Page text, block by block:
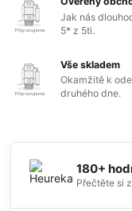
Jak nás
5* z 5ti.
Vše skladem
Okamžitě k
druhého dne.
180+
Přečtěte si